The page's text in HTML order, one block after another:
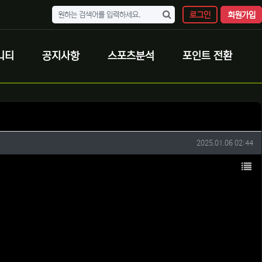
로그인 회원가입
티 공지사항 스포츠분석 포인트 전환
작성일
2025.01.06 02:44
목